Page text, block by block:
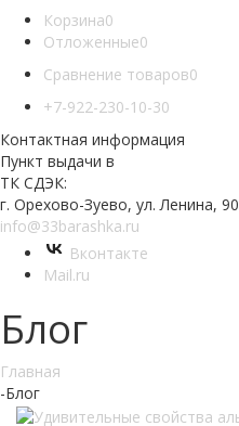
Корзина0
Отложенные0
Сравнение товаров0
+7-922-230-10-30
Контактная информация
Пункт выдачи в
ТК СДЭК:
г. Орехово-Зуево, ул. Ленина, 90
info@33barashka.ru
Вконтакте
Mail.ru
Блог
Главная
-Блог